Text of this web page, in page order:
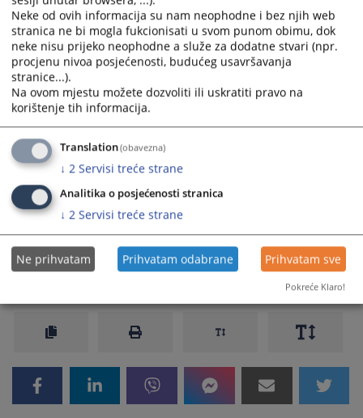
Konkurs za popunu upražnjenih radnih mjesta
Rok za podnošenje prijava ističe 04.06.2026. godine
Prikazana vijest je na: Српски језик
Prateći dokumenti
Konkurs za popunu upražnjenih radnih mjesta
486PREGLEDA
Neke od ovih informacija su nam neophodne i bez njih web
stranica ne bi mogla fukcionisati u svom punom obimu, dok
neke nisu prijeko neophodne a služe za dodatne stvari (npr.
procjenu nivoa posjećenosti, budućeg usavršavanja
stranice...).
Na ovom mjestu možete dozvoliti ili uskratiti pravo na
korištenje tih informacija.
Translation(obavezna)
↓ 2 Servisi treće strane
Analitika o posjećenosti stranica
↓ 2 Servisi treće strane
Ne prihvatam Prihvatam odabrane Prihvatam sve
Pokreće Klaro!